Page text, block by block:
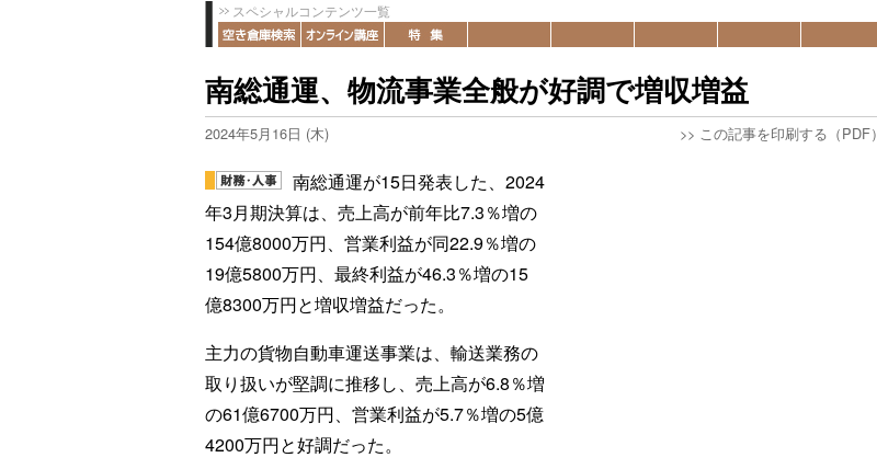
スペシャルコンテンツ一覧
南総通運、物流事業全般が好調で増収増益
2024年5月16日 (木) >> この記事を印刷する（PDF）
南総通運が15日発表した、2024
年3月期決算は、売上高が前年比7.3％増の
154億8000万円、営業利益が同22.9％増の
19億5800万円、最終利益が46.3％増の15
億8300万円と増収増益だった。
主力の貨物自動車運送事業は、輸送業務の
取り扱いが堅調に推移し、売上高が6.8％増
の61億6700万円、営業利益が5.7％増の5億
4200万円と好調だった。